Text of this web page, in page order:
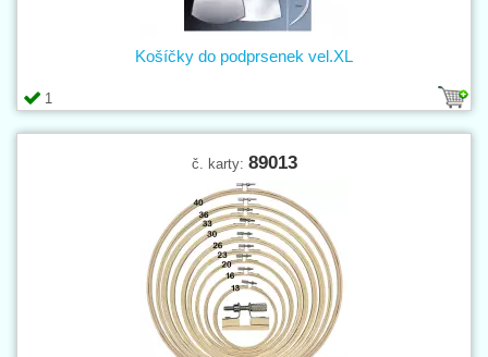
1
Košíčky do podprsenek vel.XL
č. karty: 89013